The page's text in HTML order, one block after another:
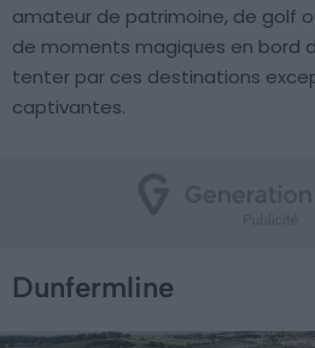
amateur de patrimoine, de golf
de moments magiques en bord
tenter par ces destinations
captivantes.
Dunfermline